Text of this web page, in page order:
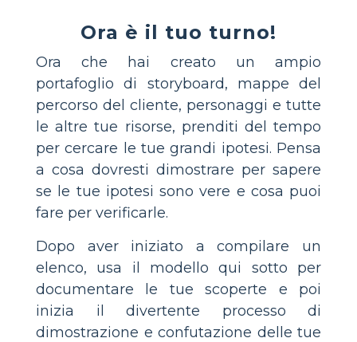
Ora è il tuo turno!
Ora che hai creato un ampio
portafoglio di storyboard, mappe del
percorso del cliente, personaggi e tutte
le altre tue risorse, prenditi del tempo
per cercare le tue grandi ipotesi. Pensa
a cosa dovresti dimostrare per sapere
se le tue ipotesi sono vere e cosa puoi
fare per verificarle.
Dopo aver iniziato a compilare un
elenco, usa il modello qui sotto per
documentare le tue scoperte e poi
inizia il divertente processo di
dimostrazione e confutazione delle tue